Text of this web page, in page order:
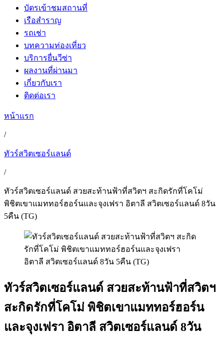
บัตรเข้าชมสถานที่
เรือสำราญ
รถเช่า
บทความท่องเที่ยว
บริการยื่นวีซ่า
ผลงานที่ผ่านมา
เกี่ยวกับเรา
ติดต่อเรา
หน้าแรก
/
ทัวร์สวิตเซอร์แลนด์
/
ทัวร์สวิตเซอร์แลนด์ สวยสะท้านฟ้าที่สวิตฯ สะกิดรักที่โคโม่
พิชิตเขาแมททอร์ฮอร์นและจุงเฟรา อิตาลี สวิตเซอร์แลนด์ 8วัน
5คืน (TG)
ทัวร์สวิตเซอร์แลนด์ สวยสะท้านฟ้าที่สวิตฯ
สะกิดรักที่โคโม่ พิชิตเขาแมททอร์ฮอร์น
และจุงเฟรา อิตาลี สวิตเซอร์แลนด์ 8วัน